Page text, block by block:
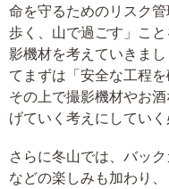
命を守るためのリスク
歩く、山で過ごす」こ
影機材を考えていきま
てまずは「安全な工程
その上で撮影機材やお
げていく考えにしていく
さらに冬山では、バッ
などの楽しみも加わり